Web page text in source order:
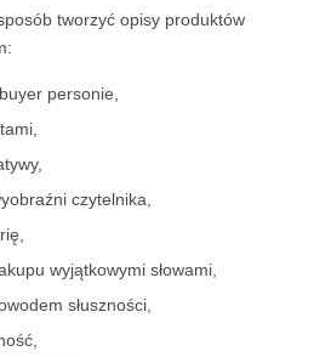
tworzyć opisy produktów
personie,
czytelnika,
wyjątkowymi słowami,
słuszności,